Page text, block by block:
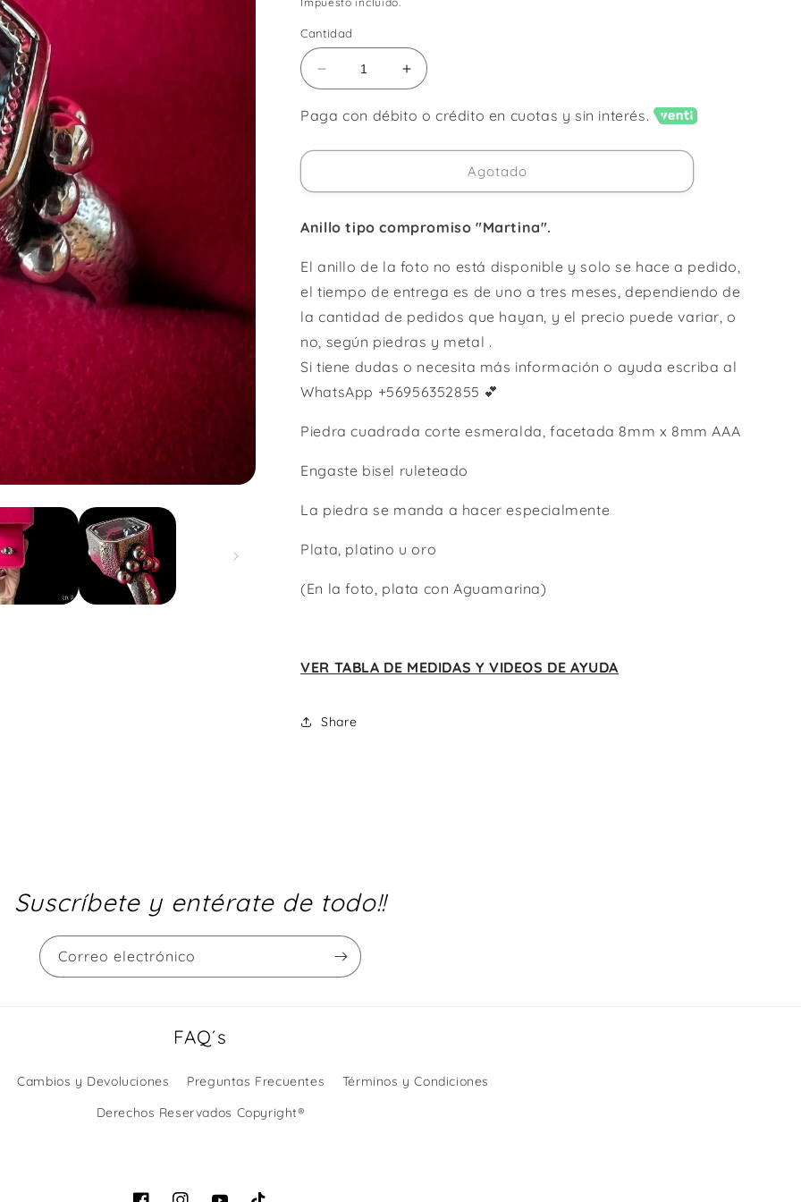
Cantidad
Reducir
cantidad
para
Martina
Desde:
Aumentar
cantidad
para
Martina
Desde:
Paga con débito o crédito en cuotas y sin interés.
Agotado
Anillo tipo compromiso "Martina".
El anillo de la foto no está disponible y solo se hace a pedido,
el tiempo de entrega es de uno a tres meses, dependiendo de
la cantidad de pedidos que hayan, y el precio puede variar, o
no, según piedras y metal .
Si tiene dudas o necesita más información o ayuda escriba al
WhatsApp +56956352855 💕
Piedra cuadrada corte esmeralda, facetada 8mm x 8mm AAA
Engaste bisel ruleteado
La piedra se manda a hacer especialmente
Plata, platino u oro
(En la foto, plata con Aguamarina)
VER TABLA DE MEDIDAS Y VIDEOS DE AYUDA
Share
Suscríbete y entérate de todo!!
Correo electrónico
FAQ´s
Cambios y Devoluciones Preguntas Frecuentes
Términos y Condiciones
Derechos Reservados Copyright®